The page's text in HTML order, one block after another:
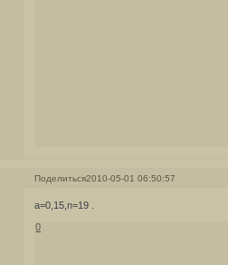
Поделиться2010-05-01 06:50:57
a=0,15,n=19 .
0